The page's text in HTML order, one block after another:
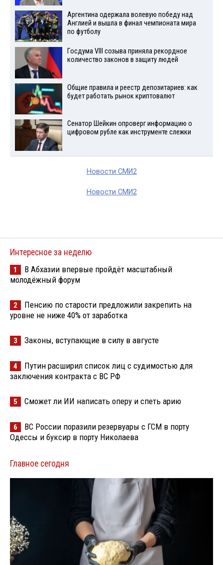
Аргентина одержала волевую победу над
Англией и вышла в финал чемпионата мира
по футболу
Госдума VIII созыва приняла рекордное
количество законов в защиту людей
Общие правила и реестр депозитариев: как
будет работать рынок криптовалют
Сенатор Шейкин опроверг информацию о
цифровом рубле как инструменте слежки
Новости СМИ2
Новости СМИ2
Интересное за неделю
1
В Абхазии впервые пройдёт масштабный
молодёжный форум
2
Пенсию по старости предложили закрепить на
уровне не ниже 40% от заработка
3 Законы, вступающие в силу в августе
4
Путин расширил список лиц с судимостью для
заключения контракта с ВС РФ
5 Сможет ли ИИ написать оперу и спеть арию
6
ВС России поразили резервуары с ГСМ в порту
Одессы и буксир в порту Николаева
Главное сегодня